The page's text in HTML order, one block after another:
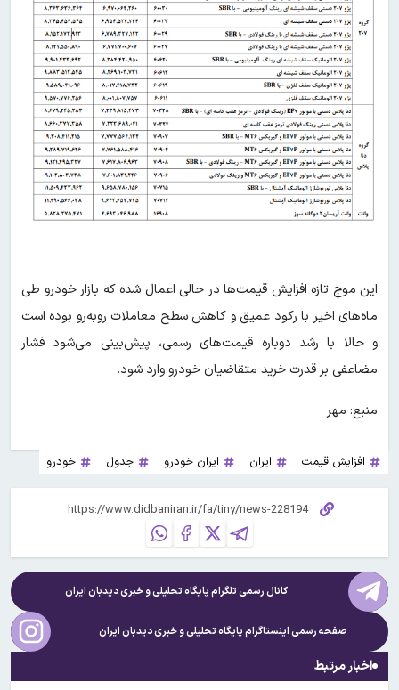
این موج تازه افزایش قیمت‌ها در حالی اعمال شده که بازار خودرو طی
ماه‌های اخیر با رکود عمیق و کاهش سطح معاملات روبه‌رو بوده است
و حالا با رشد دوباره قیمت‌های رسمی، پیش‌بینی می‌شود فشار
مضاعفی بر قدرت خرید متقاضیان خودرو وارد شود.
منبع: مهر
افزایش قیمت ایران ایران خودرو جدول خودرو
کانال رسمی تلگرام پایگاه تحلیلی و خبریدیدبان ایران
صفحه رسمی اینستاگرام پایگاه تحلیلی و خبریدیدبان ایران
اخبار مرتبط